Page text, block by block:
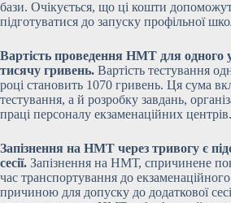
бази. Очікується, що ці кошти
підготуватися до запуску профільної
Вартість проведення НМТ для одного
тисячу гривень. Вартість тестування
році становить 1070 гривень. Ця сума
тестування, а й розробку завдань,
праці персоналу екзаменаційних центрів.
Запізнення на НМТ через тривогу є
сесії. Запізнення на НМТ, спричинене
час транспортування до
причиною для допуску до додаткової